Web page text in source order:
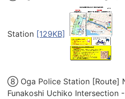
Station [129KB]
⑧ Oga Police Station [Route]
Funakoshi Uchiko Intersection